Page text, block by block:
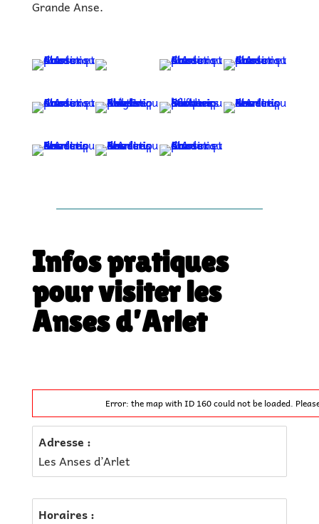
Grande Anse.
Infos pratiques
pour visiter les
Anses d’Arlet
Error: the map with ID 160 could not be loaded.
Adresse :
Les Anses d’Arlet
Horaires :